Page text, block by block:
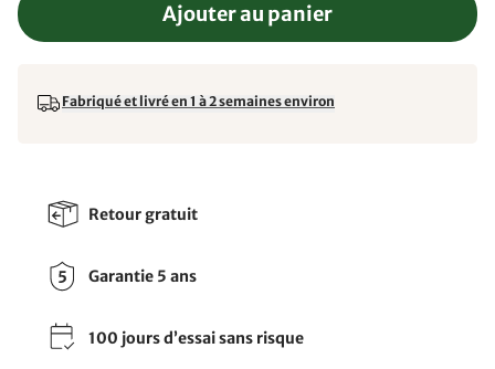
Ajouter au panier
Fabriqué et livré en 1 à 2 semaines environ
Retour gratuit
Garantie 5 ans
100 jours d’essai sans risque